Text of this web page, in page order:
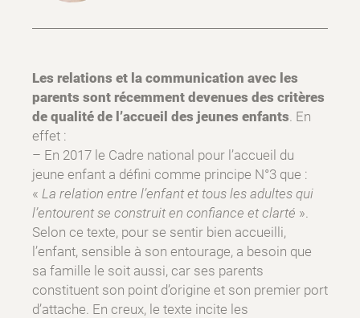
Les relations et la communication avec les
parents sont récemment devenues des critères
de qualité de l’accueil des jeunes enfants. En
effet :
– En 2017 le Cadre national pour l’accueil du
jeune enfant a défini comme principe N°3 que :
« La relation entre l’enfant et tous les adultes qui
l’entourent se construit en confiance et clarté ».
Selon ce texte, pour se sentir bien accueilli,
l’enfant, sensible à son entourage, a besoin que
sa famille le soit aussi, car ses parents
constituent son point d’origine et son premier port
d’attache. En creux, le texte incite les